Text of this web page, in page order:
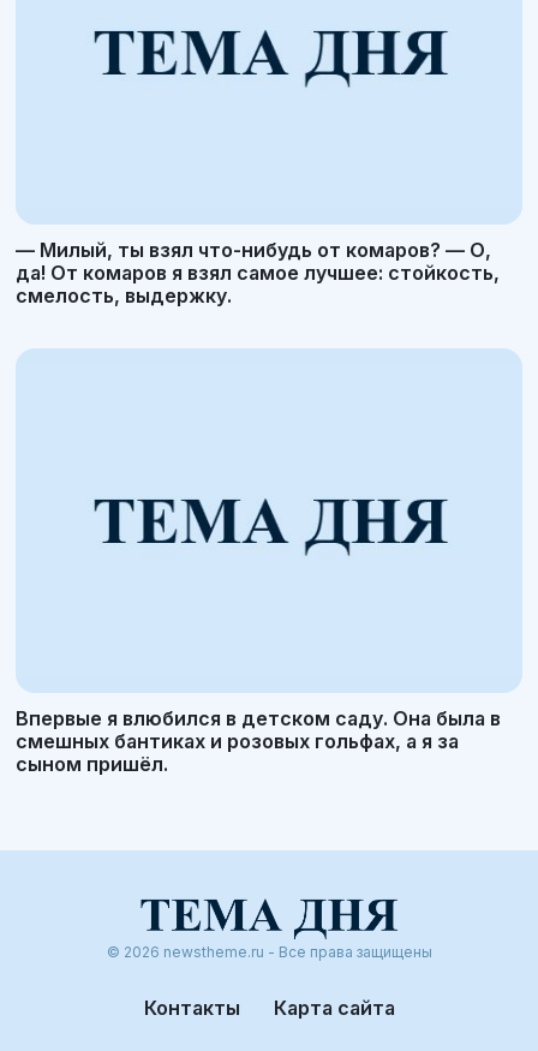
— Милый, ты взял что-нибудь от комаров? — О,
да! От комаров я взял самое лучшее: стойкость,
смелость, выдержку.
Впервые я влюбился в детском саду. Она была в
смешных бантиках и розовых гольфах, а я за
сыном пришёл.
© 2026 newstheme.ru - Все права защищены
Контакты Карта сайта